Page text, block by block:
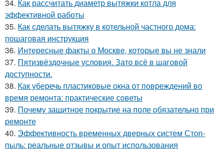
34. Как рассчитать диаметр вытяжки котла для
эффективной работы
35. Как сделать вытяжку в котельной частного дома:
пошаговая инструкция
36. Интересные факты о Москве, которые вы не знали
37. Пятизвёздочные условия. Зато всё в шаговой
доступности.
38. Как уберечь пластиковые окна от повреждений во
время ремонта: практические советы
39. Почему защитное покрытие на поле обязательно при
ремонте
40. Эффективность временных дверных систем Стоп-
пыль: реальные отзывы и опыт использования